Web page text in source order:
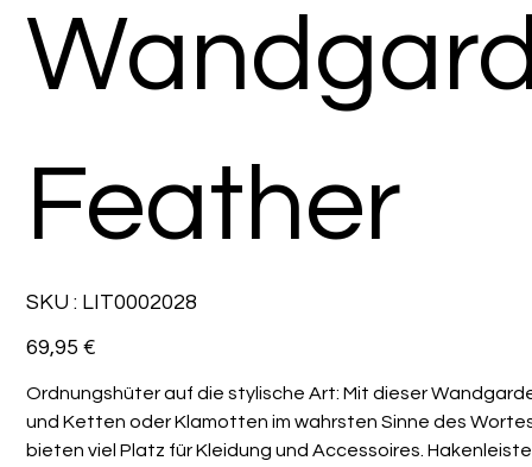
Feather
SKU : SKU
LIT0002028
LIT0002028
Prix
69,95 €
Ordnungshüter auf die stylische Art: Mit dieser
und Ketten oder Klamotten im wahrsten Sinne des
bieten viel Platz für Kleidung und Accessoires.